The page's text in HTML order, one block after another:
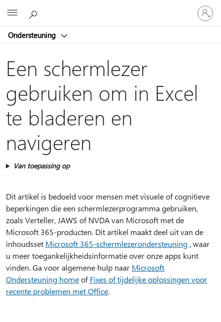
Ondersteuning
Meld
je
aan
je
Een schermlezer
gebruiken om in Excel
te bladeren en
navigeren
Van toepassing op
Dit artikel is bedoeld voor mensen met visuele of cognitieve
beperkingen die een schermlezerprogramma gebruiken,
zoals Verteller, JAWS of NVDA van Microsoft met de
Microsoft 365-producten. Dit artikel maakt deel uit van de
inhoudsset Microsoft 365-schermlezerondersteuning , waar
u meer toegankelijkheidsinformatie over onze apps kunt
vinden. Ga voor algemene hulp naar Microsoft
Ondersteuning homeofFixes of tijdelijke oplossingen voor
recente problemen met Office.